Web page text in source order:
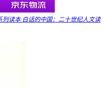
列读本·白话的中国：二十世纪人文读